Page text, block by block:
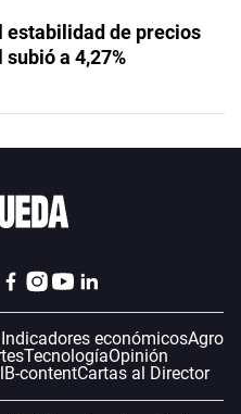
estabilidad de precios
a 4,27%
Indicadores económicosAgro
TecnologíaOpinión
B-contentCartas al Director